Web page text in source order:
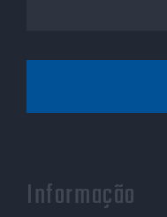
Informação